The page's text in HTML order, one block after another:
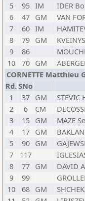
5
95 IM IDER
6
47 GM VAN
7
60 IM
8
79 GM
9
86
10
70 GM
CORNETTE Matthieu
Rd.SNo
1
37 GM STEVIC
2
6 CM
3
15 GM MAZE
4
17 GM
5
90 GM
7
117
8
77 GM DAVID
9
99
10
68 GM